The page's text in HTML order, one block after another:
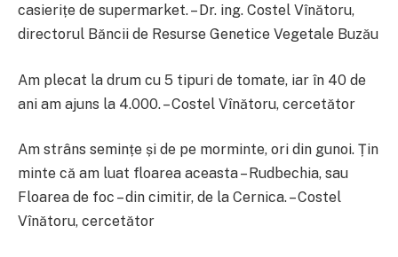
casierițe de supermarket. – Dr. ing. Costel Vînătoru,
directorul Băncii de Resurse Genetice Vegetale Buzău
Am plecat la drum cu 5 tipuri de tomate, iar în 40 de
ani am ajuns la 4.000. – Costel Vînătoru, cercetător
Am strâns semințe și de pe morminte, ori din gunoi. Țin
minte că am luat floarea aceasta – Rudbechia, sau
Floarea de foc – din cimitir, de la Cernica. – Costel
Vînătoru, cercetător